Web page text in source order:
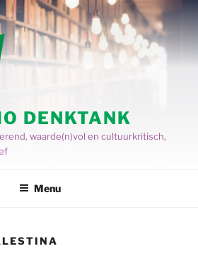
DENKTANK
waarde(n)vol en cultuurkritisch,
Menu